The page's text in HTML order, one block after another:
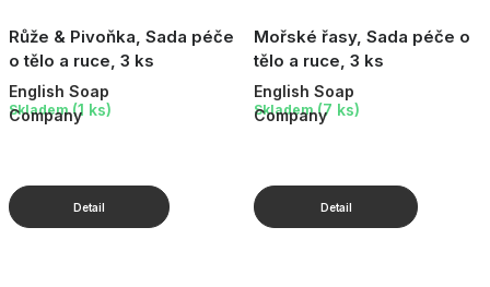
Růže & Pivoňka, Sada péče
o tělo a ruce, 3 ks
English Soap
Company
Skladem (1 ks)
Mořské řasy, Sada péče o
tělo a ruce, 3 ks
English Soap
Company
Skladem (7 ks)